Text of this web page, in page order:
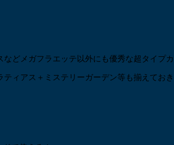
どメガフラエッテ以外にも優秀な超タイプ
ィアス＋ミステリーガーデン等も揃えておき